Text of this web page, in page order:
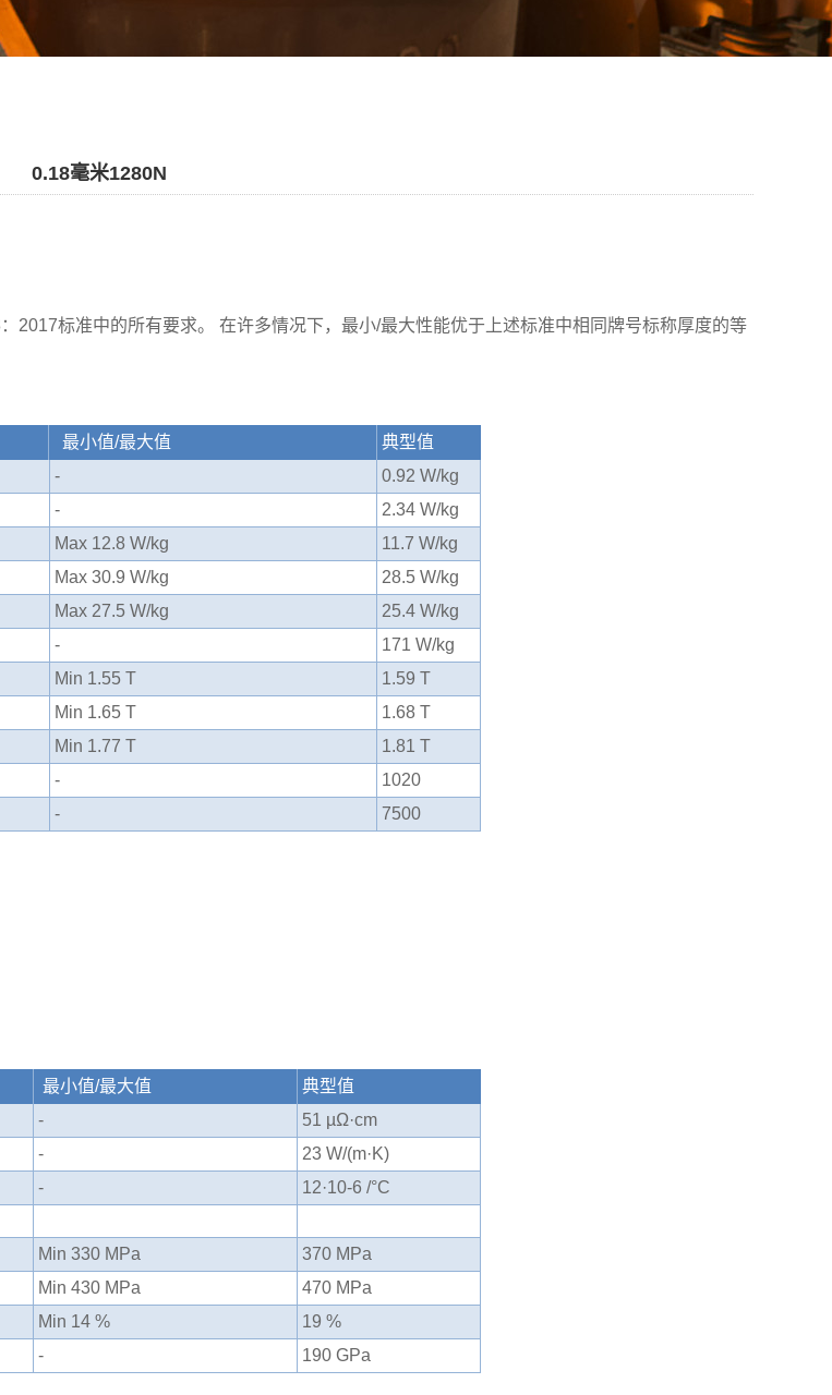
0.18毫米1280N
2017标准中的所有要求。 在许多情况下，最小/最大性能优于上述标准中相同牌号标称厚度的等
最小值/最大值
典型值
-
0.92 W/kg
-
2.34 W/kg
Max 12.8 W/kg
11.7 W/kg
Max 30.9 W/kg
28.5 W/kg
Max 27.5 W/kg
25.4 W/kg
-
171 W/kg
Min 1.55 T
1.59 T
Min 1.65 T
1.68 T
Min 1.77 T
1.81 T
-
1020
- 7500
最小值/最大值
典型值
-
51 µΩ·cm
-
23 W/(m·K)
- 12·10-6 /°C
Min 330 MPa
370 MPa
Min 430 MPa
470 MPa
Min 14 %
19 %
- 190 GPa